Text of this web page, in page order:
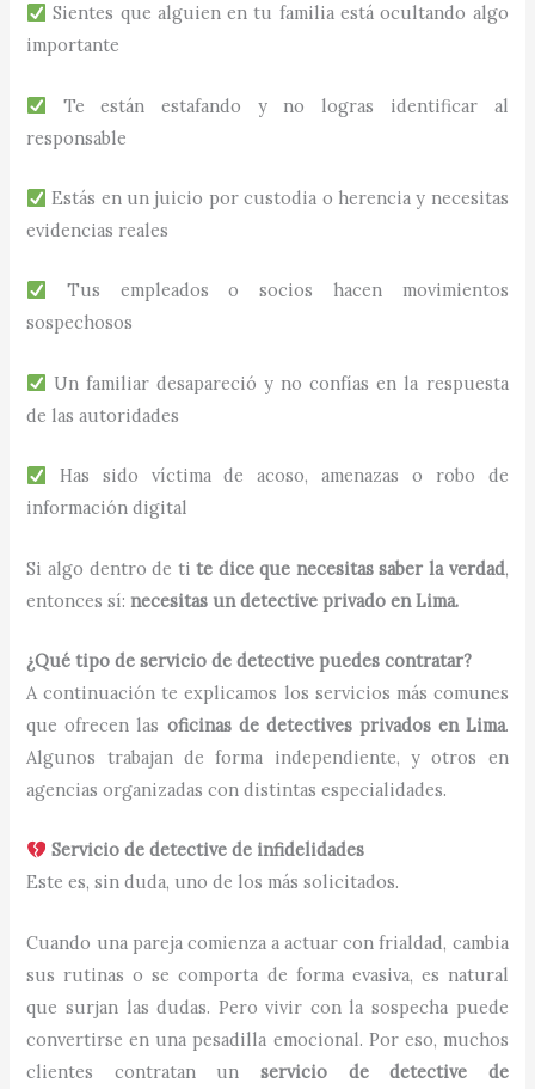
Sientes que alguien en tu familia está ocultando algo
importante
Te están estafando y no logras identificar al
responsable
Estás en un juicio por custodia o herencia y necesitas
evidencias reales
Tus empleados o socios hacen movimientos
sospechosos
Un familiar desapareció y no confías en la respuesta
de las autoridades
Has sido víctima de acoso, amenazas o robo de
información digital
Si algo dentro de tite dice que necesitas saber la verdad,
entonces sí: necesitas un detective privado en Lima.
¿Qué tipo de servicio de detective puedes contratar?
A continuación te explicamos los servicios más comunes
que ofrecen las oficinas de detectives privados en Lima.
Algunos trabajan de forma independiente, y otros en
agencias organizadas con distintas especialidades.
Servicio de detective de infidelidades
Este es, sin duda, uno de los más solicitados.
Cuando una pareja comienza a actuar con frialdad, cambia
sus rutinas o se comporta de forma evasiva, es natural
que surjan las dudas. Pero vivir con la sospecha puede
convertirse en una pesadilla emocional. Por eso, muchos
clientes contratan un servicio de detective de